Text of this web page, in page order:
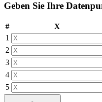
Geben Sie Ihre
# X
1
2
3
4
5